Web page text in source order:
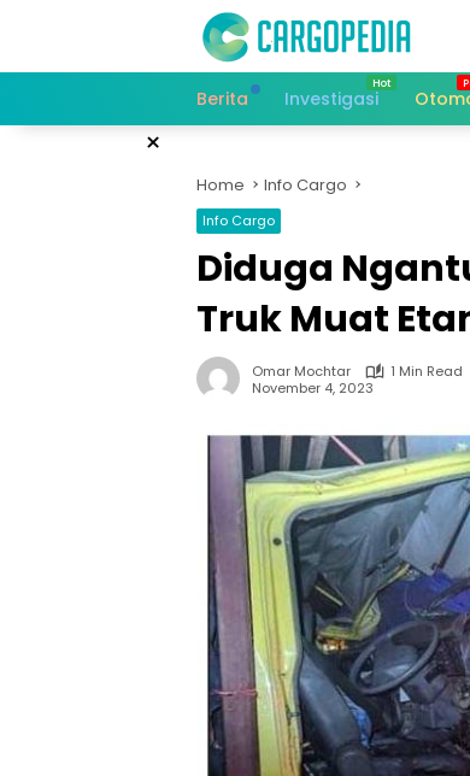
Berita Investigasi
×
Home Info Cargo
Info Cargo
Diduga
Truk Muat
Omar Mochtar
1 Min Read
November 4, 2023